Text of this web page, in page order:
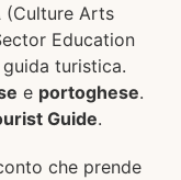
(Culture Arts
Education
turistica.
e portoghese.
Guide.
che prende